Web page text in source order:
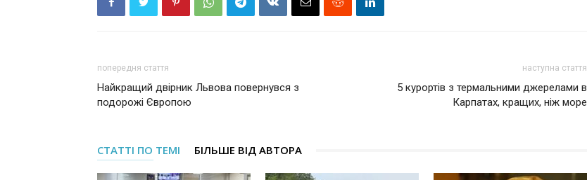
попередня стаття
Найкращий двірник Львова повернувся з
подорожі Європою
наступна стаття
5 курортів з термальними джерелами в
Карпатах, кращих, ніж море
СТАТТІ ПО ТЕМІ БІЛЬШЕ ВІД АВТОРА